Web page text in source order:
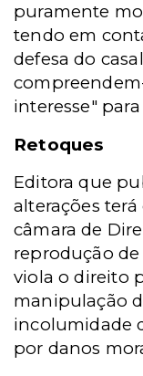
puramente
tendo em
defesa do
interesse"
Retoques
Editora que
alterações terá
câmara de
reprodução
viola o direito
manipulação
incolumidade
por danos